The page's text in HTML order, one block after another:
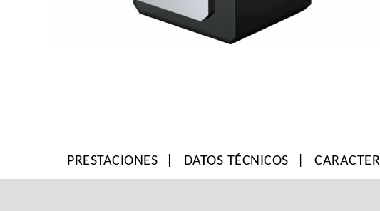
PRESTACIONES DATOS TÉCNICOS